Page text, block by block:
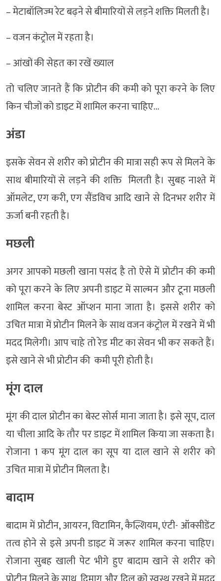
– मेटाबॉलिज्म रेट बढ़ने से बीमारियों से लड़ने शक्ति मिलती है।
– वजन कंट्रोल में रहता है।
– आंखों की सेहत का रखें ख्याल
तो चलिए जानते हैं कि प्रोटीन की कमी को पूरा करने के लिए
किन चीजों को डाइट में शामिल करना चाहिए…
अंडा
इसके सेवन से शरीर को प्रोटीन की मात्रा सही रूप से मिलने के
साथ बीमारियों से लड़ने की शक्ति मिलती है। सुबह नाश्ते में
ऑमलेट, एग करी, एग सैंडविच आदि खाने से दिनभर शरीर में
ऊर्जा बनी रहती है।
मछली
अगर आपको मछली खाना पसंद है तो ऐसे में प्रोटीन की कमी
को पूरा करने के लिए अपनी डाइट में साल्मन और टूना मछली
शामिल करना बेस्ट ऑप्शन माना जाता है। इससे शरीर को
उचित मात्रा में प्रोटीन मिलने के साथ वजन कंट्रोल में रखने में भी
मदद मिलेगी। आप चाहे तो रेड मीट का सेवन भी कर सकते हैं।
इसे खाने से भी प्रोटीन की कमी पूरी होती है।
मूंग दाल
मूंग की दाल प्रोटीन का बेस्ट सोर्स माना जाता है। इसे सूप, दाल
या चीला आदि के तौर पर डाइट में शामिल किया जा सकता है।
रोजाना 1 कप मूंग दाल का सूप या दाल खाने से शरीर को
उचित मात्रा में प्रोटीन मिलता है।
बादाम
बादाम में प्रोटीन, आयरन, विटामिन, कैल्शियम, एंटी- ऑक्सीडेंट
तत्व होने से इसे अपनी डाइट में जरूर शामिल करना चाहिए।
रोजाना सुबह खाली पेट भीगे हुए बादाम खाने से शरीर को